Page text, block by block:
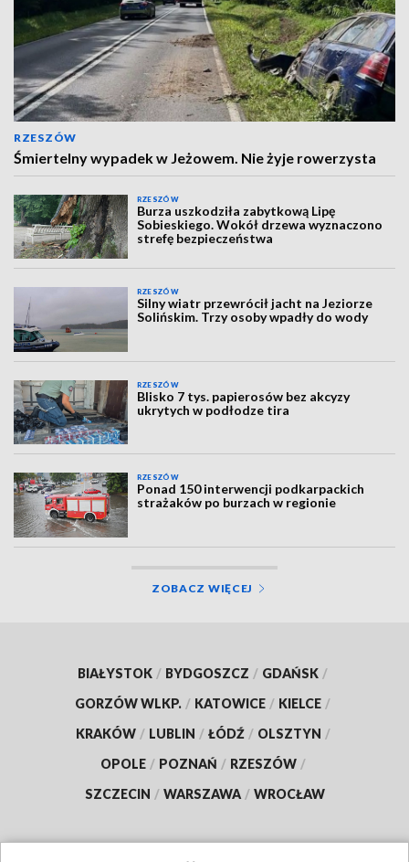
RZESZÓW
Śmiertelny wypadek w Jeżowem. Nie żyje rowerzysta
RZESZÓW
Burza uszkodziła zabytkową Lipę
Sobieskiego. Wokół drzewa wyznaczono
strefę bezpieczeństwa
RZESZÓW
Silny wiatr przewrócił jacht na Jeziorze
Solińskim. Trzy osoby wpadły do wody
RZESZÓW
Blisko 7 tys. papierosów bez akcyzy
ukrytych w podłodze tira
RZESZÓW
Ponad 150 interwencji podkarpackich
strażaków po burzach w regionie
ZOBACZ WIĘCEJ
BIAŁYSTOK / BYDGOSZCZ / GDAŃSK /
GORZÓW WLKP. / KATOWICE / KIELCE /
KRAKÓW / LUBLIN / ŁÓDŹ / OLSZTYN /
OPOLE / POZNAŃ / RZESZÓW /
SZCZECIN / WARSZAWA / WROCŁAW